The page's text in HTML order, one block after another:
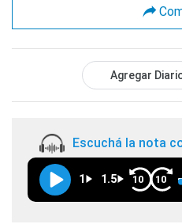
Agregar
Escuchá la nota
1 1.5 10 10